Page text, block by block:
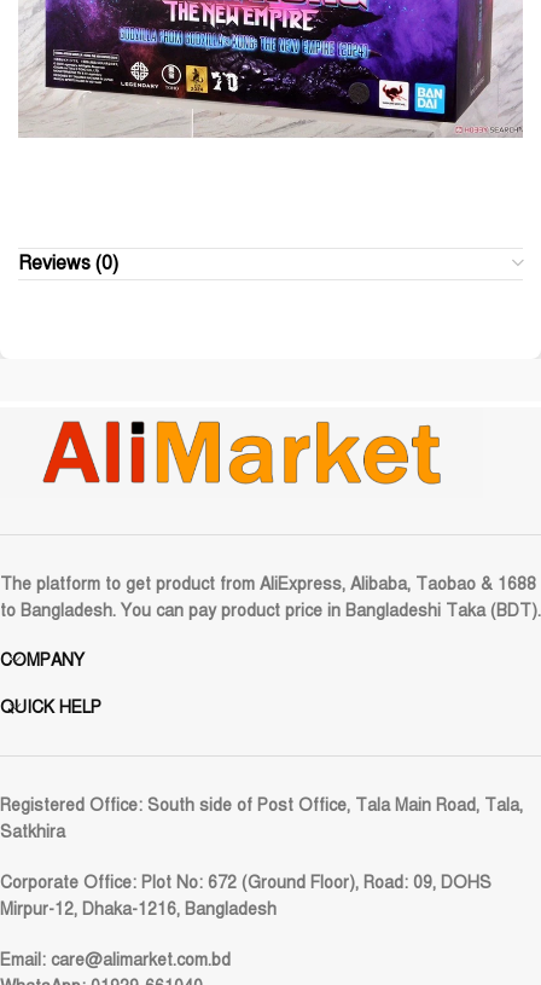
Reviews (0)
The platform to get product from AliExpress, Alibaba, Taobao & 1688
to Bangladesh. You can pay product price in Bangladeshi Taka (BDT).
COMPANY
QUICK HELP
Registered Office: South side of Post Office, Tala Main Road, Tala,
Satkhira
Corporate Office: Plot No: 672 (Ground Floor), Road: 09, DOHS
Mirpur-12, Dhaka-1216, Bangladesh
Email: care@alimarket.com.bd